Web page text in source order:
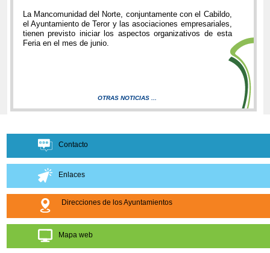
La Mancomunidad del Norte, conjuntamente con el Cabildo,
el Ayuntamiento de Teror y las asociaciones empresariales,
tienen previsto iniciar los aspectos organizativos de esta
Feria en el mes de junio.
OTRAS NOTICIAS ...
Contacto
Enlaces
Direcciones de los Ayuntamientos
Mapa web